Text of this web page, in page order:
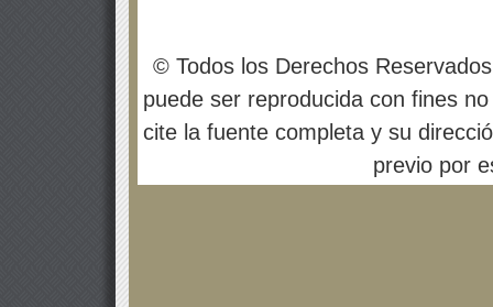
© Todos los Derechos
puede ser reproducida con fines
cite la fuente completa y su
previo por